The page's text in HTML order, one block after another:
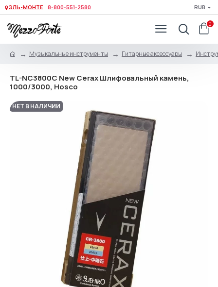
ЭЛЬ-МОНТЕ 8-800-551-2580 RUB
0
Музыкальные инструменты Гитарные аксессуары
TL-NC3800C New Cerax Шлифовальный камень,
1000/3000, Hosco
НЕТ В НАЛИЧИИ